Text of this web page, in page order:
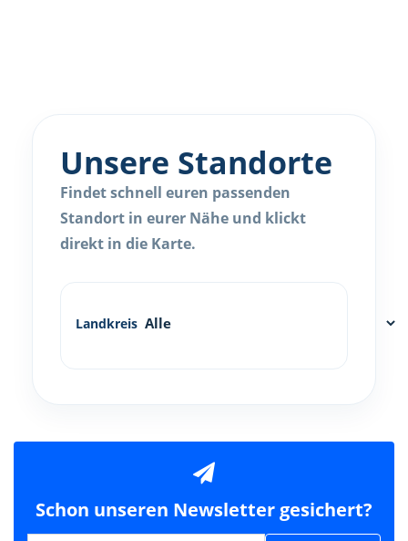
Unsere Standorte
Findet schnell euren passenden
Standort in eurer Nähe und klickt
direkt in die Karte.
Landkreis
Schon unseren Newsletter gesichert?